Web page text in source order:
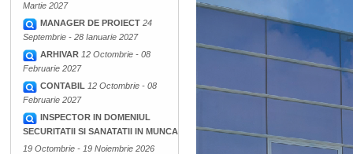
Martie 2027
MANAGER DE PROIECT 24
Septembrie - 28 Ianuarie 2027
ARHIVAR 12 Octombrie - 08
Februarie 2027
CONTABIL 12 Octombrie - 08
Februarie 2027
INSPECTOR IN DOMENIUL
SECURITATII SI SANATATII IN MUNCA
19 Octombrie - 19 Noiembrie 2026